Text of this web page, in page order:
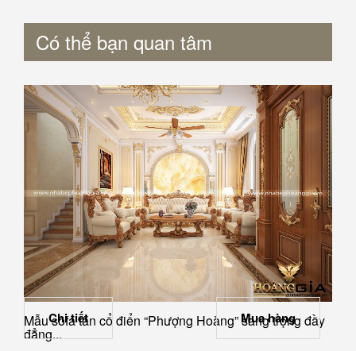
Có thể bạn quan tâm
Mẫu sofa tân cổ điển “Phượng Hoàng” sang trọng đầy
đẳng...
Chi tiết Mua hàng